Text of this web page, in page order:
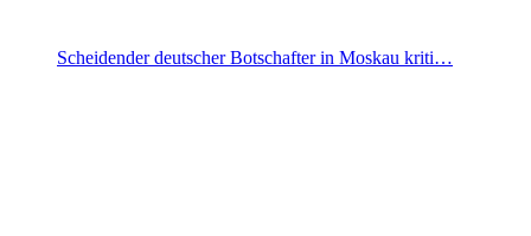
Scheidender deutscher Botschafter in Moskau kriti…